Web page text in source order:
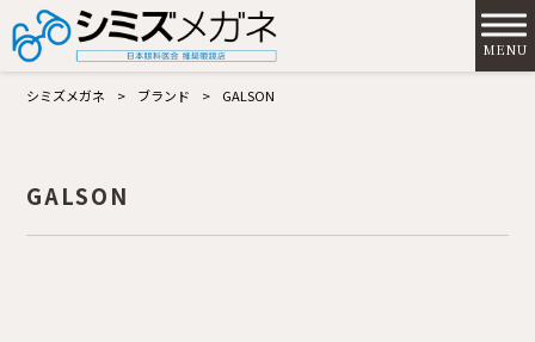
MENU
シミズメガネ > ブランド > GALSON
GALSON